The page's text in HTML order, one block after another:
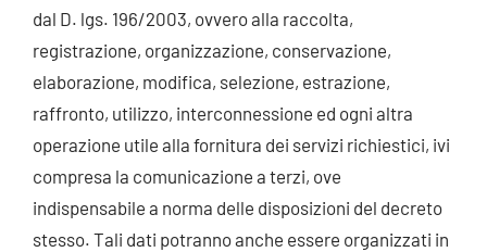
dal D. lgs. 196/2003, ovvero alla raccolta,
registrazione, organizzazione, conservazione,
elaborazione, modifica, selezione, estrazione,
raffronto, utilizzo, interconnessione ed ogni altra
operazione utile alla fornitura dei servizi richiestici, ivi
compresa la comunicazione a terzi, ove
indispensabile a norma delle disposizioni del decreto
stesso. Tali dati potranno anche essere organizzati in